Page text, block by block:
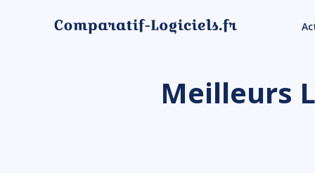
Meilleurs